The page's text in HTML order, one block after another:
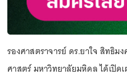
รองศาสตราจารย์ ดร.ยาใจ สิทธิ
ศาสตร์ มหาวิทยาลัยมหิดล ได้เปิด